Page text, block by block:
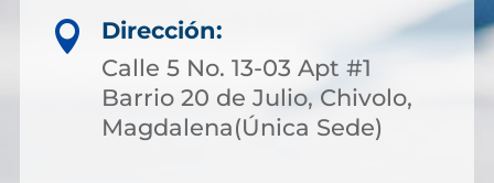

Dirección:
Calle 5 No. 13-03 Apt #1
Barrio 20 de Julio, Chivolo,
Magdalena(Única Sede)